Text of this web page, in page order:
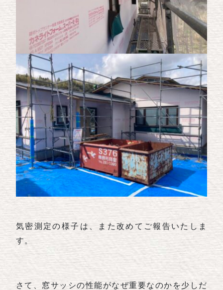
気密測定の様子は、また改めてご報告いたしま
す。
さて、窓サッシの性能がなぜ重要なのかを少しだ